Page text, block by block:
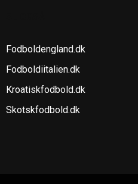
Fodboldengland.dk
Fodboldiitalien.dk
Kroatiskfodbold.dk
Skotskfodbold.dk